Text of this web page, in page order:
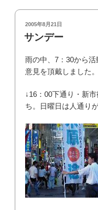
投
稿
日:
2005年8月21日
サンデー
雨の中、7：30から
意見を頂戴しました。
↓16：00下通り・新
ち。日曜日は人通り